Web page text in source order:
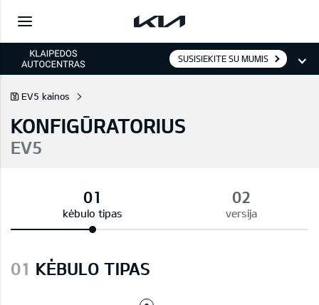
SUSISIEKITE SU MUMIS
EV5 kainos
KONFIGŪRATORIUS
EV5
kėbulo tipas versija
01 KĖBULO TIPAS